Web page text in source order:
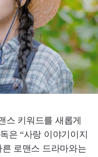
스 키워드를 새롭게
은 “사랑 이야기이지
로맨스 드라마와는